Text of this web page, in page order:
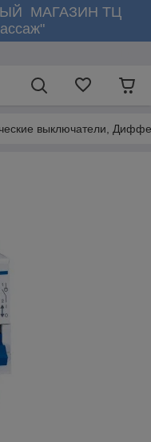
МАГАЗИН ТЦ
выключатели,